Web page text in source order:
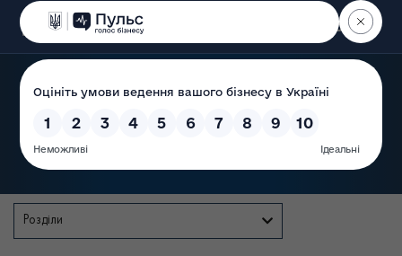
Пошук
Розділи